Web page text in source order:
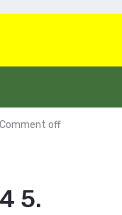
Comment off
5.